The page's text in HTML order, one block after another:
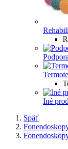
Iné
Späť